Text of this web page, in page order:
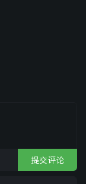
提交评论